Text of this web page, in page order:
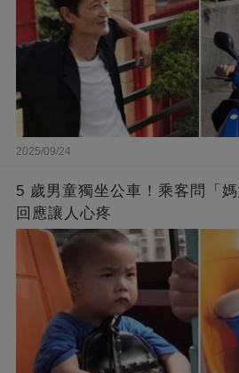
2025/09/24
5 歲男童獨坐公車！乘客問「
回應讓人心疼